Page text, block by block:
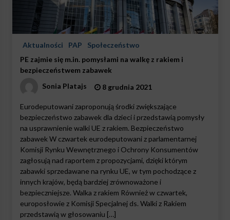
Aktualności PAP
Społeczeństwo
PE zajmie się m.in. pomysłami na walkę z rakiem i
bezpieczeństwem zabawek
Sonia Platajs
8 grudnia 2021
Eurodeputowani zaproponują środki zwiększające
bezpieczeństwo zabawek dla dzieci i przedstawią pomysły
na usprawnienie walki UE z rakiem. Bezpieczeństwo
zabawek W czwartek eurodeputowani z parlamentarnej
Komisji Rynku Wewnętrznego i Ochrony Konsumentów
zagłosują nad raportem z propozycjami, dzięki którym
zabawki sprzedawane na rynku UE, w tym pochodzące z
innych krajów, będą bardziej zrównoważone i
bezpieczniejsze. Walka z rakiem Również w czwartek,
europosłowie z Komisji Specjalnej ds. Walki z Rakiem
przedstawią w głosowaniu […]